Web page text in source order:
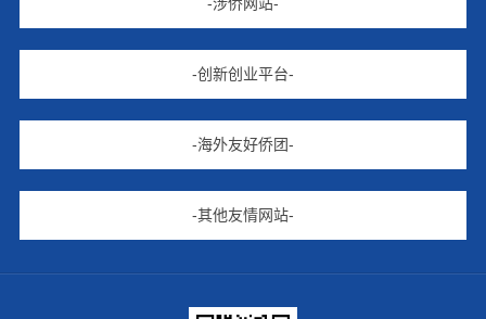
-创新创业平台-
-海外友好侨团-
-其他友情网站-